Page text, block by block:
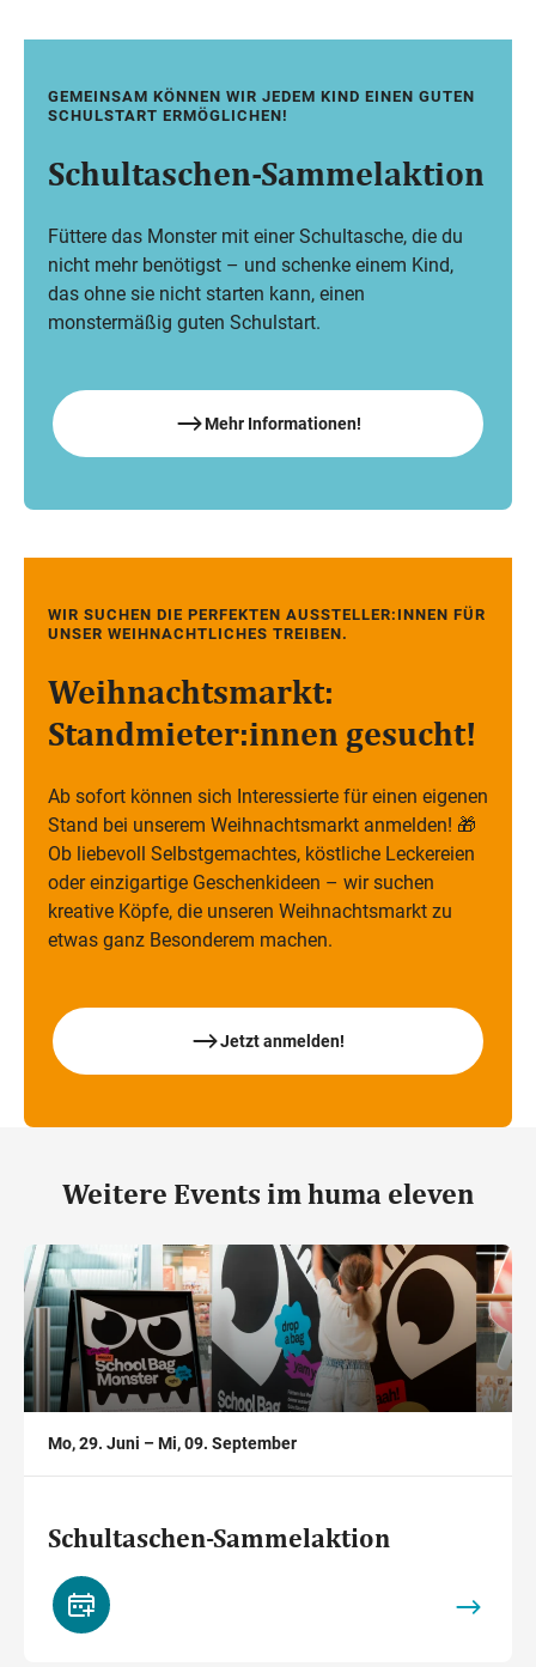
Mo,29 Jun
GEMEINSAM KÖNNEN WIR JEDEM KIND EINEN GUTEN
SCHULSTART ERMÖGLICHEN!
Schultaschen-Sammelaktion
Füttere das Monster mit einer Schultasche, die du
nicht mehr benötigst – und schenke einem Kind,
das ohne sie nicht starten kann, einen
monstermäßig guten Schulstart.
Mehr Informationen!
WIR SUCHEN DIE PERFEKTEN AUSSTELLER:INNEN FÜR
UNSER WEIHNACHTLICHES TREIBEN.
Weihnachtsmarkt:
Standmieter:innen gesucht!
Ab sofort können sich Interessierte für einen eigenen
Stand bei unserem Weihnachtsmarkt anmelden! 🎁
Ob liebevoll Selbstgemachtes, köstliche Leckereien
oder einzigartige Geschenkideen – wir suchen
kreative Köpfe, die unseren Weihnachtsmarkt zu
etwas ganz Besonderem machen.
Jetzt anmelden!
Weitere Events im huma eleven
Mo, 29. Juni – Mi, 09. September
Schultaschen-Sammelaktion